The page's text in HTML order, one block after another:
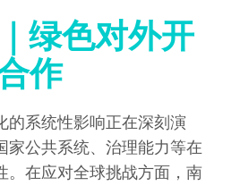
绿色对外开
作
的系统性影响正在深刻演
家公共系统、治理能力等在
。在应对全球挑战方面，南